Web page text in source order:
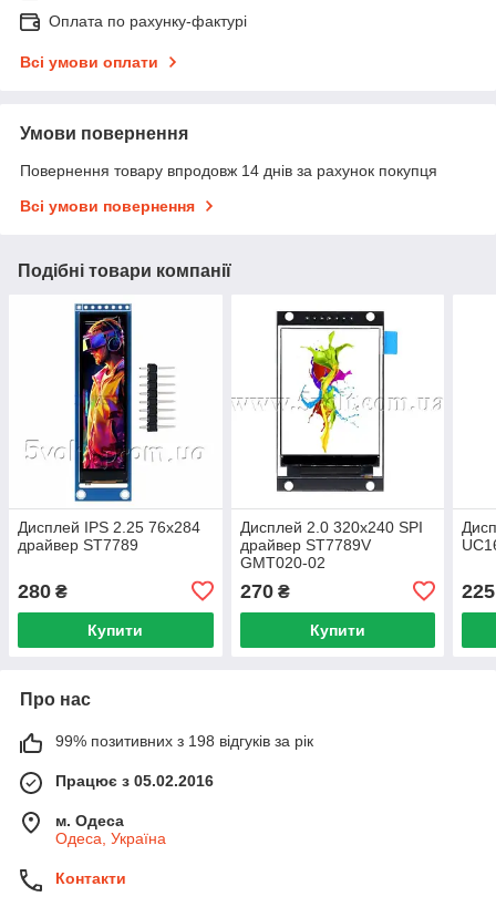
Оплата по рахунку-фактурі
Всі умови оплати
Умови повернення
Повернення товару впродовж 14 днів за рахунок покупця
Всі умови повернення
Подібні товари компанії
Дисплей IPS 2.25 76x284
драйвер ST7789
280 ₴
Купити
Дисплей 2.0 320x240 SPI
драйвер ST7789V
GMT020-02
270₴
Купити
225
Про нас
99% позитивних з 198 відгуків за рік
Працює з 05.02.2016
м. Одеса
Одеса, Україна
Контакти